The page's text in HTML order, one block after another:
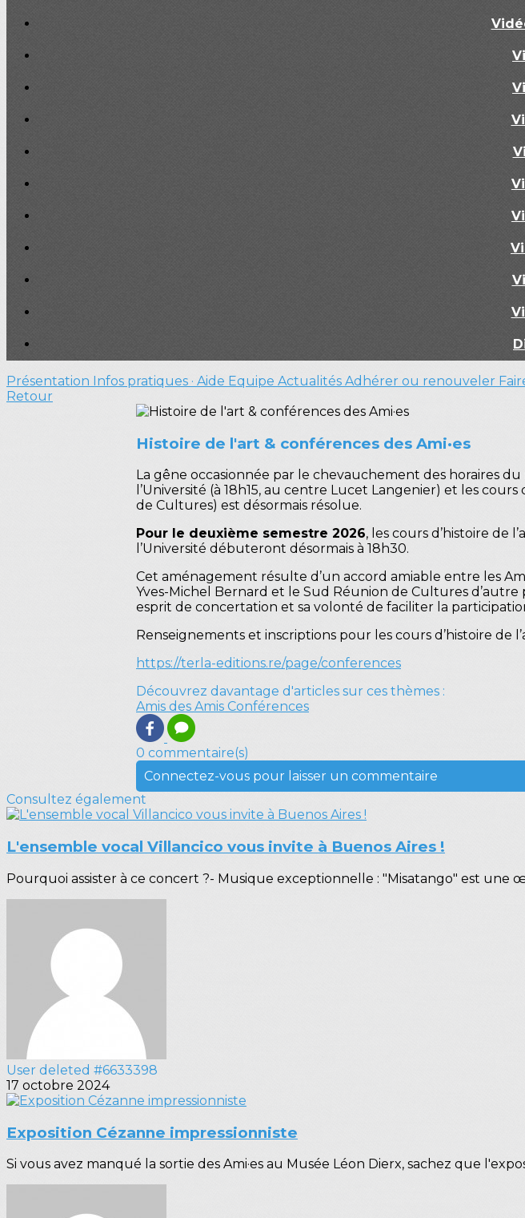
Présentation Infos pratiques · Aide Equipe Actualités Adhérer ou renouveler
Retour
Histoire de l'art & conférences des Ami·es
La gêne occasionnée par le chevauchement des horaires
l’Université (à 18h15, au centre Lucet Langenier) et les
de Cultures) est désormais résolue.
Pour le deuxième semestre 2026, les cours d’histoire de
l’Université débuteront désormais à 18h30.
Cet aménagement résulte d’un accord amiable entre les
Yves-Michel Bernard et le Sud Réunion de Cultures
esprit de concertation et sa volonté de faciliter la
Renseignements et inscriptions pour les cours d’histoire de
https://terla-editions.re/page/conferences
Découvrez davantage d'articles sur ces thèmes :
Amis des Amis Conférences
0 commentaire(s)
Connectez-vous pour laisser un commentaire
Consultez également
L'ensemble vocal Villancico vous invite à Buenos Aires !
Pourquoi assister à ce concert ?- Musique exceptionnelle : "Misatango" est une
User deleted #6633398
17 octobre 2024
Exposition Cézanne impressionniste
Si vous avez manqué la sortie des Ami·es au Musée Léon Dierx, sachez que